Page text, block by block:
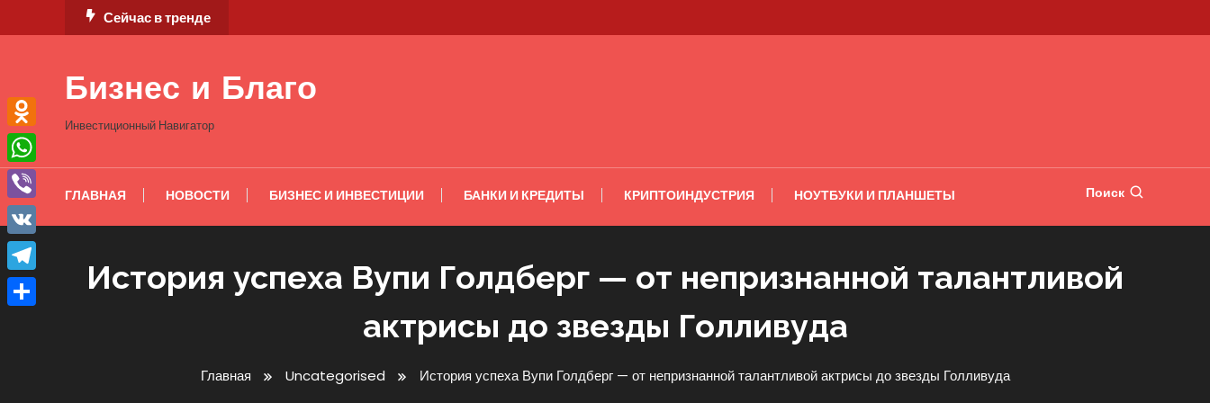
к
Сейчас в тренде
Бизнес и Благо
Инвестиционный Навигатор
ГЛАВНАЯ НОВОСТИ БИЗНЕС И ИНВЕСТИЦИИ БАНКИ И КРЕДИТЫ КРИПТОИНДУСТРИЯ НОУТБУКИ И ПЛАНШЕТЫ Поиск
История успеха Вупи Голдберг — от непризнанной талантливой
актрисы до звезды Голливуда
Главная Uncategorised История успеха Вупи Голдберг — от непризнанной талантливой актрисы до звезды Голливуда
Odnoklassniki
WhatsApp
Viber
VK
Telegram